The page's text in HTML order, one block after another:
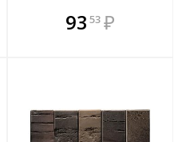
В комплекте
всегда выгоднее!
93 53 ₽